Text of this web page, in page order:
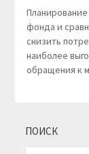
фонда и
снизить
наиболее
обращения к
ПОИСК